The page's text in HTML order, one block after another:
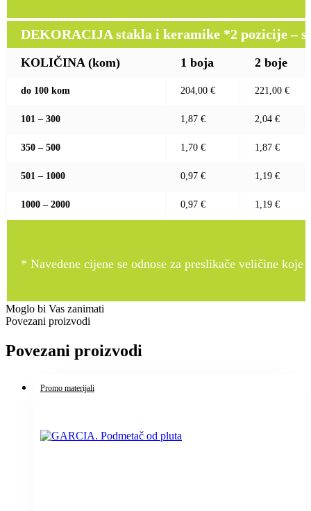
DEKORACIJA stakla i keramike *2 pozicije –
KOLIČINA (kom) 1 boja 2 boje
do 100 kom 204,00 € 221,00 €
101 – 300 1,87 € 2,04 €
350 – 500 1,70 € 1,87 €
501 – 1000 0,97 € 1,19 €
1000 – 2000 0,97 € 1,19 €
* Navedene cijene se odnose za preslikače veličine
Moglo bi Vas zanimati
Povezani proizvodi
Povezani proizvodi
Promo materijali